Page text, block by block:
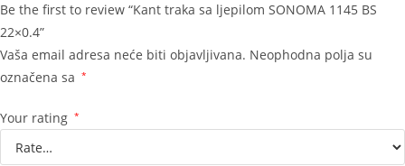
Be the first to review “Kant traka sa ljepilom SONOMA 1145 BS
22×0.4”
Vaša email adresa neće biti objavljivana. Neophodna polja su
označena sa *
Your rating *